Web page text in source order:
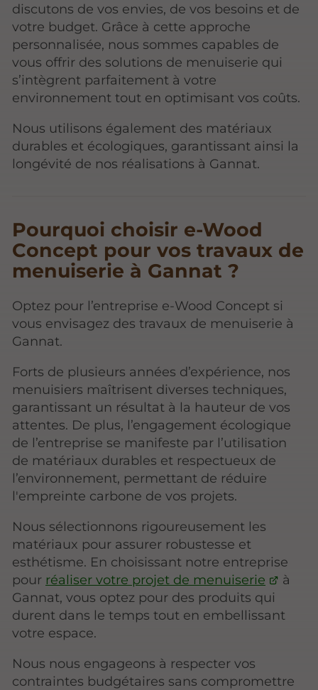
discutons de vos envies, de vos besoins et de
votre budget. Grâce à cette approche
personnalisée, nous sommes capables de
vous offrir des solutions de menuiserie qui
s’intègrent parfaitement à votre
environnement tout en optimisant vos coûts.
Nous utilisons également des matériaux
durables et écologiques, garantissant ainsi la
longévité de nos réalisations à Gannat.
Pourquoi choisir e-Wood
Concept pour vos travaux de
menuiserie à Gannat ?
Optez pour l’entreprise e-Wood Concept si
vous envisagez des travaux de menuiserie à
Gannat.
Forts de plusieurs années d’expérience, nos
menuisiers maîtrisent diverses techniques,
garantissant un résultat à la hauteur de vos
attentes. De plus, l’engagement écologique
de l’entreprise se manifeste par l’utilisation
de matériaux durables et respectueux de
l’environnement, permettant de réduire
l'empreinte carbone de vos projets.
Nous sélectionnons rigoureusement les
matériaux pour assurer robustesse et
esthétisme. En choisissant notre entreprise
pour réaliser votre projet de menuiserie
à
Gannat, vous optez pour des produits qui
durent dans le temps tout en embellissant
votre espace.
Nous nous engageons à respecter vos
contraintes budgétaires sans compromettre